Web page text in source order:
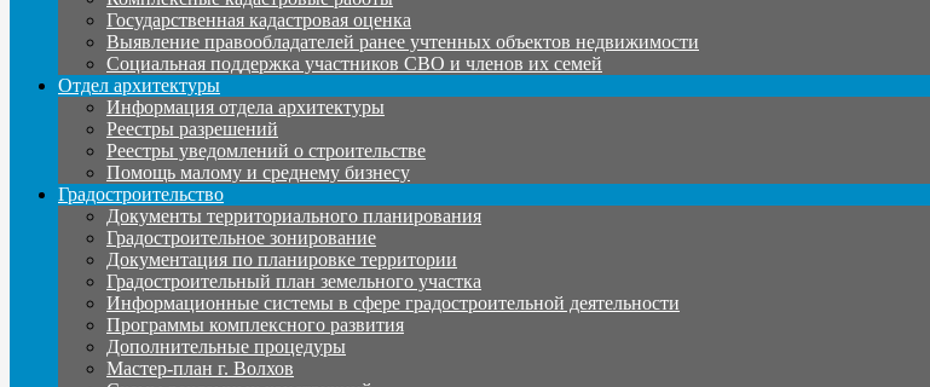
Государственная кадастровая оценка
Выявление правообладателей ранее учтенных объектов недвижимости
Социальная поддержка участников СВО и членов их семей
Отдел архитектуры
Информация отдела архитектуры
Реестры разрешений
Реестры уведомлений о строительстве
Помощь малому и среднему бизнесу
Градостроительство
Документы территориального планирования
Градостроительное зонирование
Документация по планировке территории
Градостроительный план земельного участка
Информационные системы в сфере градостроительной деятельности
Программы комплексного развития
Дополнительные процедуры
Мастер-план г. Волхов